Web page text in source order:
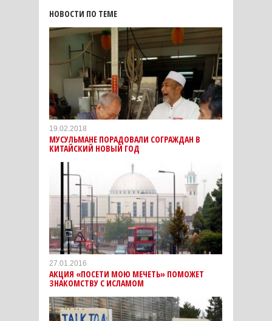
НОВОСТИ ПО ТЕМЕ
19.02.2018
МУСУЛЬМАНЕ ПОРАДОВАЛИ СОГРАЖДАН В
КИТАЙСКИЙ НОВЫЙ ГОД
27.01.2016
АКЦИЯ «ПОСЕТИ МОЮ МЕЧЕТЬ» ПОМОЖЕТ
ЗНАКОМСТВУ С ИСЛАМОМ